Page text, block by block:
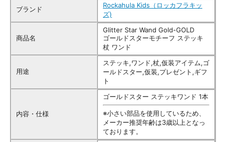
ブランド
Rockahula Kids（ロッカフラキッ
ズ)
商品名
Glitter Star Wand Gold-GOLD
ゴールドスターモチーフ ステッキ
杖 ワンド
用途
ステッキ,ワンド,杖,仮装アイテム,ゴ
ールドスター,仮装,プレゼント,ギフ
ト
内容・仕様
ゴールドスター ステッキワンド 1本
※小さい部品を使用しているため、
メーカー推奨年齢は3歳以上となっ
ております。